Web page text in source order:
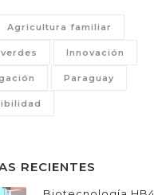
Agricultura familiar
Innovación
Paraguay
RECIENTES